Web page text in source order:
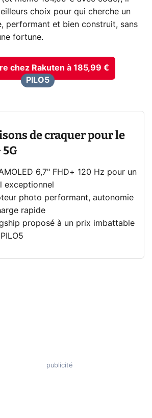
choix pour qui cherche un
performant et bien construit, sans
fortune.
chez Rakuten à 185,99 €
PILO5
de craquer pour le
5G
6,7" FHD+ 120 Hz pour un
exceptionnel
photo performant, autonomie
rapide
proposé à un prix imbattable